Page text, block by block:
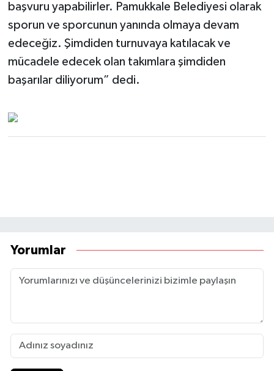
başvuru yapabilirler. Pamukkale Belediyesi olarak
sporun ve sporcunun yanında olmaya devam
edeceğiz. Şimdiden turnuvaya katılacak ve
mücadele edecek olan takımlara şimdiden
başarılar diliyorum” dedi.
Yorumlar